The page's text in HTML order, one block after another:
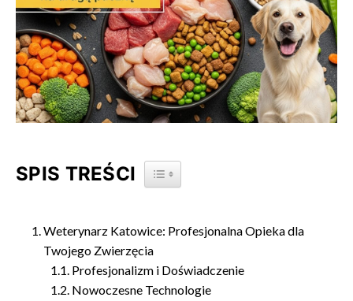
SPIS TREŚCI TOGGLE TABLE OF CONTENT
Weterynarz Katowice: Profesjonalna Opieka dla
Twojego Zwierzęcia
Profesjonalizm i Doświadczenie
Nowoczesne Technologie